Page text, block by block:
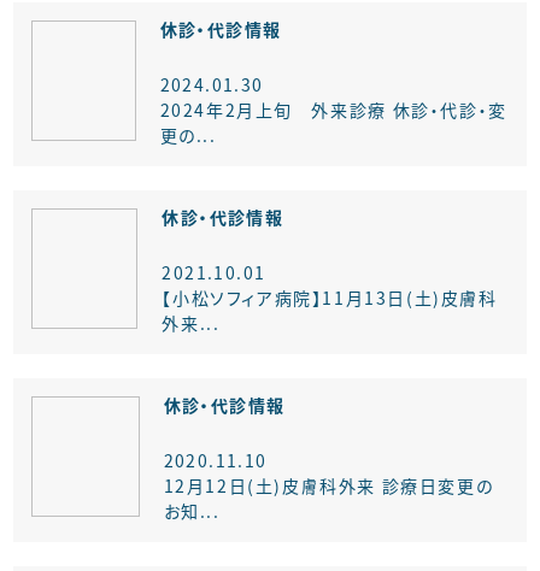
休診・代診情報
2024.01.30
2024年2月上旬 外来診療 休診・代診・変
更の...
休診・代診情報
2021.10.01
【小松ソフィア病院】11月13日(土)皮膚科
外来...
休診・代診情報
2020.11.10
12月12日(土)皮膚科外来 診療日変更の
お知...